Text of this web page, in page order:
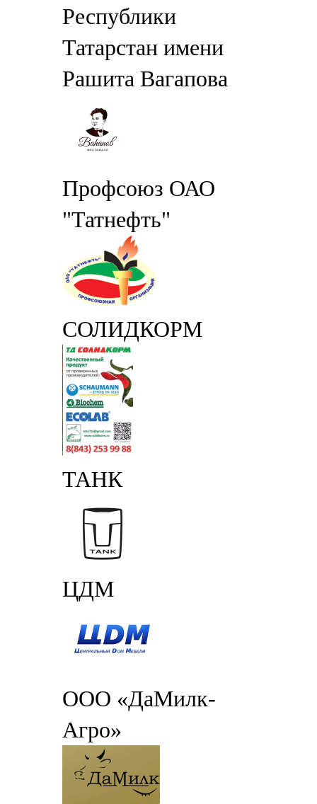
Республики
Татарстан имени
Рашита Вагапова
Профсоюз ОАО
"Татнефть"
СОЛИДКОРМ
ТАНК
ЦДМ
ООО «ДаМилк-
Агро»